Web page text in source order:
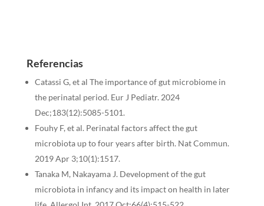
Referencias
Catassi G, et al The importance of gut microbiome in
the perinatal period. Eur J Pediatr. 2024
Dec;183(12):5085-5101.
Fouhy F, et al. Perinatal factors affect the gut
microbiota up to four years after birth. Nat Commun.
2019 Apr 3;10(1):1517.
Tanaka M, Nakayama J. Development of the gut
microbiota in infancy and its impact on health in later